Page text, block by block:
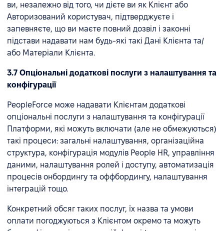
ви, незалежно від того, чи дієте ви як Клієнт або
Авторизований користувач, підтверджуєте і
запевняєте, що ви маєте повний дозвіл і законні
підстави надавати нам будь-які такі Дані Клієнта та/
або Матеріали Клієнта.
3.7 Опціональні додаткові послуги з налаштування та
конфігурації
PeopleForce може надавати Клієнтам додаткові
опціональні послуги з налаштування та конфігурації
Платформи, які можуть включати (але не обмежуються)
такі процеси: загальні налаштування, організаційна
структура, конфігурація модулів People HR, управління
даними, налаштування ролей і доступу, автоматизація
процесів онбордингу та оффбордингу, налаштування
інтеграцій тощо.
Конкретний обсяг таких послуг, їх назва та умови
оплати погоджуються з Клієнтом окремо та можуть